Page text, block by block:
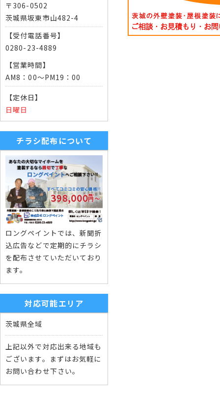
〒306-0502
茨城県坂東市山482-4
【受付電話番号】
0280-23-4889
【営業時間】
AM8：00～PM19：00
【定休日】
日曜日
チラシ配布について
ロングペイントでは、新聞折
込広告などで定期的にチラシ
を配布させていただいており
ます。
対応可能エリア
茨城県全域
上記以外で対応出来る地域も
ございます。まずはお気軽に
お問い合わせ下さい。